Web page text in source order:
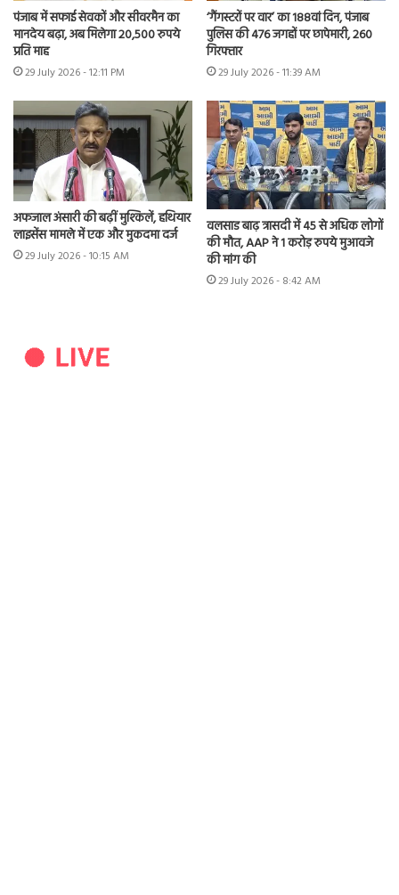
पंजाब में सफाई सेवकों और सीवरमैन का
मानदेय बढ़ा, अब मिलेगा 20,500 रुपये
प्रति माह
29 July 2026 - 12:11 PM
‘गैंगस्टरों पर वार’ का 188वां दिन, पंजाब
पुलिस की 476 जगहों पर छापेमारी, 260
गिरफ्तार
29 July 2026 - 11:39 AM
अफजाल अंसारी की बढ़ीं मुश्किलें, हथियार
लाइसेंस मामले में एक और मुकदमा दर्ज
29 July 2026 - 10:15 AM
वलसाड बाढ़ त्रासदी में 45 से अधिक लोगों
की मौत, AAP ने 1 करोड़ रुपये मुआवजे
की मांग की
29 July 2026 - 8:42 AM